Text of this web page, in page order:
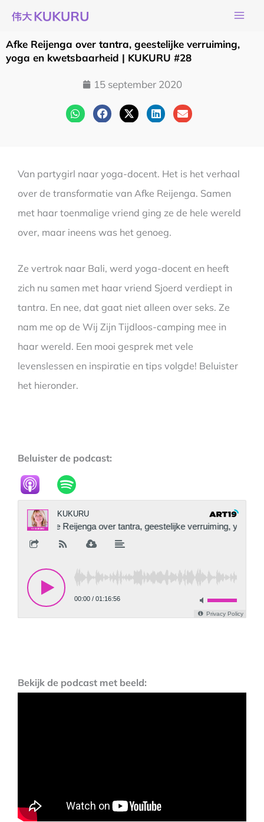
naar
de
inhoud
Afke Reijenga over tantra, geestelijke verruiming,
yoga en kwetsbaarheid | KUKURU #28
15 september 2020
Van partygirl naar yoga-docent. Het is het verhaal
over de transformatie van Afke Reijenga. Samen
met haar toenmalige vriend ging ze de hele wereld
over, maar ineens was het genoeg.
Ze vertrok naar Bali, werd yoga-docent en heeft
zich nu samen met haar vriend Sjoerd verdiept in
tantra. En nee, dat gaat niet alleen over seks. Ze
nam me op de Wij Zijn Tijdloos-camping mee in
haar wereld. Een mooi gesprek met vele
levenslessen en inspiratie en tips volgde! Beluister
het hieronder.
Beluister de podcast:
Bekijk de podcast met beeld: